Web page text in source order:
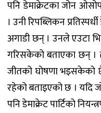
पनि डेमाक्रेटका जोन
। उनी रिपब्लिकन
अगाडी छन् । उनले एउटा
गरिसकेको बताएका छन्
जीतको घोषणा भइसकेको
रहेको बताइएको छ । यदि
पनि डेमाक्रेट पार्टिको